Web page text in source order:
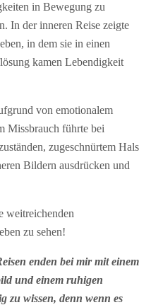
in Bewegung zu
In der inneren Reise zeigte
in dem sie in einen
kamen Lebendigkeit
von emotionalem
Missbrauch führte bei
zugeschnürtem Hals
Bildern ausdrücken und
weitreichenden
zu sehen!
enden bei mir mit einem
und einem ruhigen
zu wissen, denn wenn es